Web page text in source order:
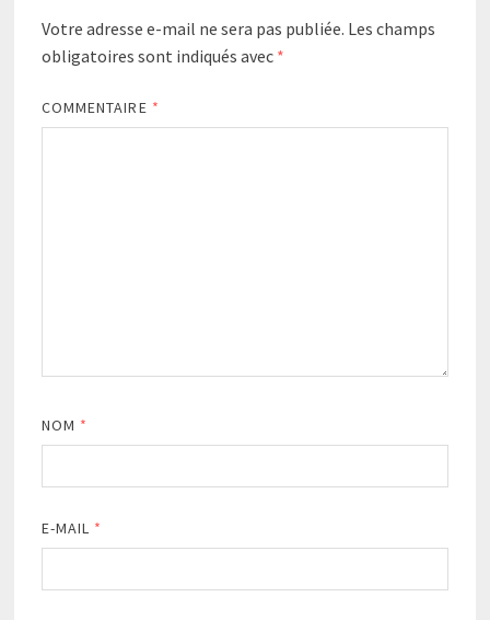
Votre adresse e-mail ne sera pas publiée. Les champs
obligatoires sont indiqués avec *
COMMENTAIRE *
NOM *
E-MAIL *